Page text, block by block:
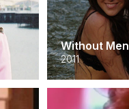
Without Men
2011